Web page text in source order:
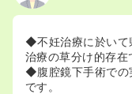
◆不妊治療に於いて
治療の草分け的存在
◆腹腔鏡下手術での
です。